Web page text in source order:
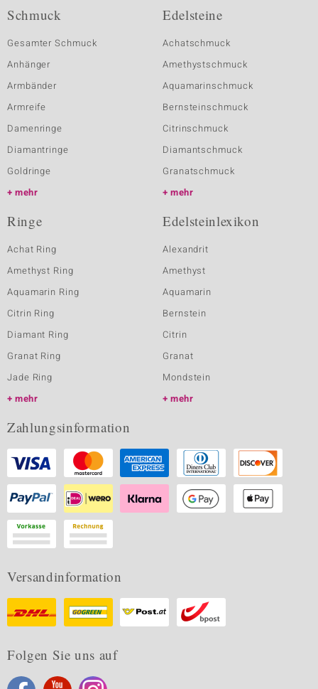
Schmuck
Gesamter Schmuck
Anhänger
Armbänder
Armreife
Damenringe
Diamantringe
Goldringe
mehr
Edelsteine
Achatschmuck
Amethystschmuck
Aquamarinschmuck
Bernsteinschmuck
Citrinschmuck
Diamantschmuck
Granatschmuck
mehr
Ringe
Achat Ring
Amethyst Ring
Aquamarin Ring
Citrin Ring
Diamant Ring
Granat Ring
Jade Ring
mehr
Edelsteinlexikon
Alexandrit
Amethyst
Aquamarin
Bernstein
Citrin
Granat
Mondstein
mehr
Zahlungsinformation
Versandinformation
Folgen Sie uns auf